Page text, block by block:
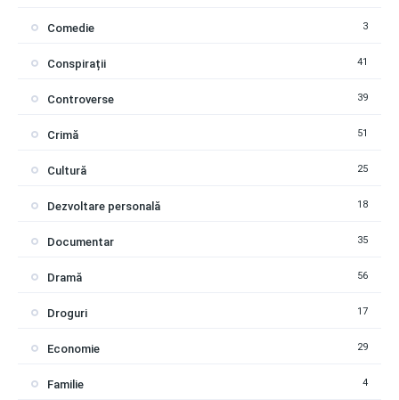
Comedie 3
Conspirații 41
Controverse 39
Crimă 51
Cultură 25
Dezvoltare personală 18
Documentar 35
Dramă 56
Droguri 17
Economie 29
Familie 4